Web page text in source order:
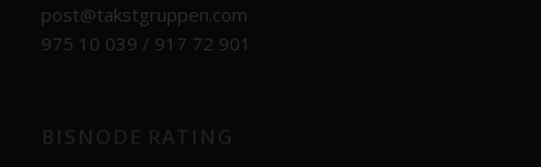
post@takstgruppen.com
975 10 039 / 917 72 901